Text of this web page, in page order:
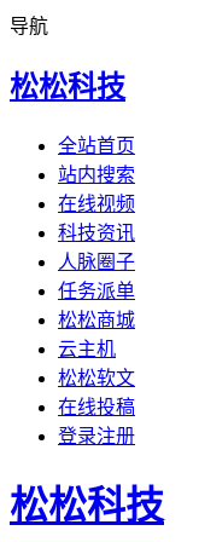
导航
松松科技
全站首页
站内搜索
在线视频
科技资讯
人脉圈子
任务派单
松松商城
云主机
松松软文
在线投稿
登录注册
松松科技